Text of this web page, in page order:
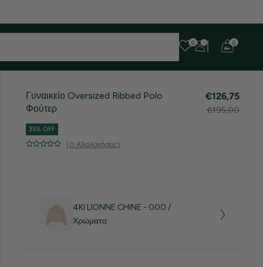
για την υπομονή σας!
0 0
Γυναικείο Oversized Ribbed Polo
Φούτερ
€126,75
€195,00
35% OFF
(0 Αξιολογήσεις)
4KI LIONNE CHINE - 000 /
Χρώματα